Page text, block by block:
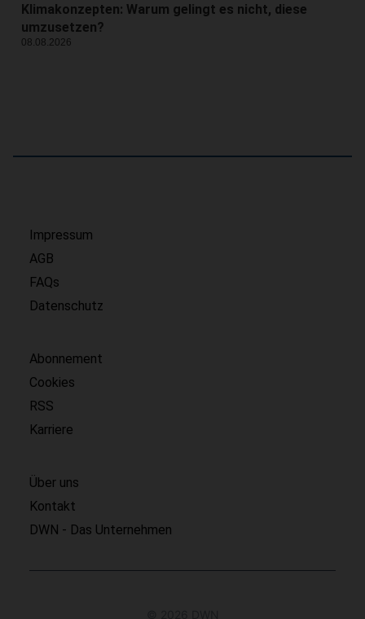
Klimakonzepten: Warum gelingt es nicht, diese
umzusetzen?
08.08.2026
Impressum
AGB
FAQs
Datenschutz
Abonnement
Cookies
RSS
Karriere
Über uns
Kontakt
DWN - Das Unternehmen